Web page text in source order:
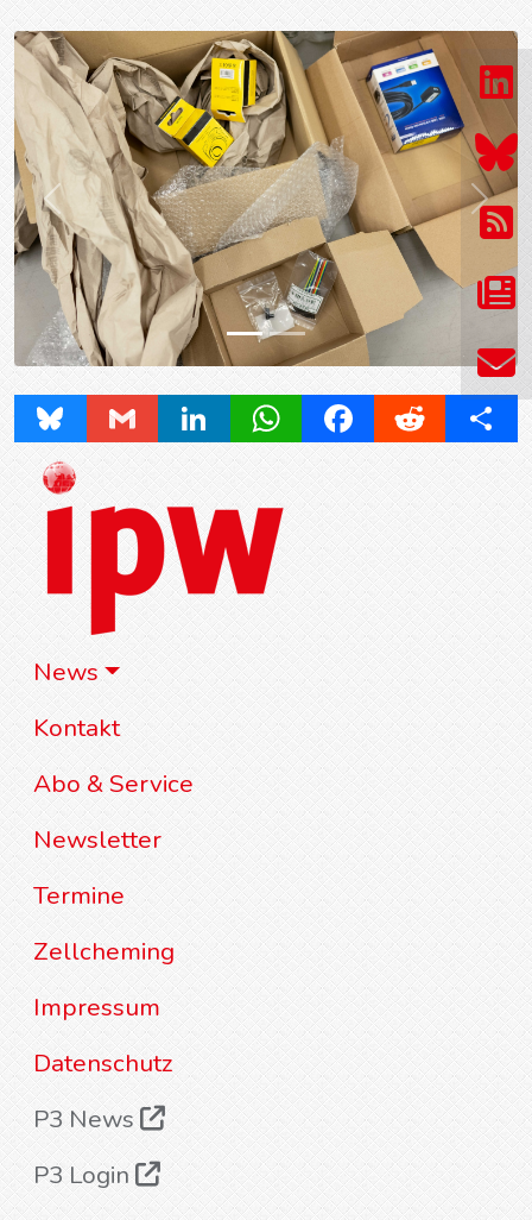
News
Kontakt
Abo & Service
Newsletter
Termine
Zellcheming
Impressum
Datenschutz
P3 News
P3 Login
Prev Next
Bluesky Gmail LinkedInWhatsAppFacebookReddit Share